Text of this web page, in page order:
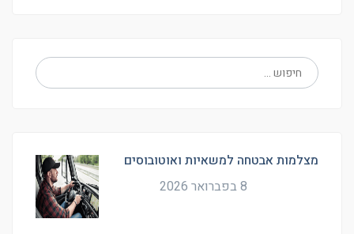
מצלמות אבטחה למשאיות ואוטובוסים
8 בפברואר 2026